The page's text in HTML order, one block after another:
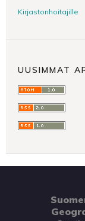
Kirjastonhoitajille
UUSIMMAT